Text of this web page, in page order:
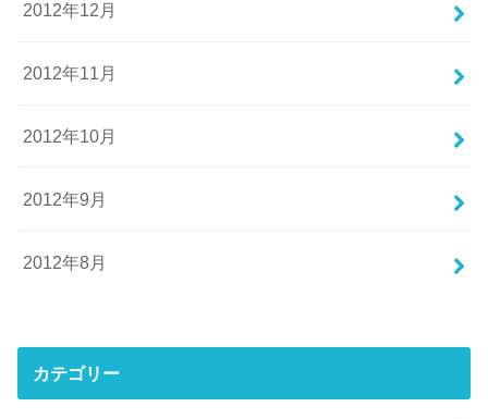
2012年12月
2012年11月
2012年10月
2012年9月
2012年8月
カテゴリー